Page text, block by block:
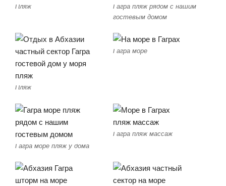
Пляж
Гагра пляж рядом с нашим
гостевым домом
Пляж
Гагра море
Гагра море пляж у дома
Гагра пляж массаж